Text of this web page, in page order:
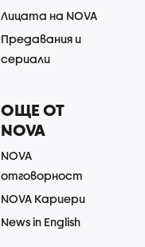
Лицата на NOVA
Предавания и
сериали
ОЩЕ ОТ
NOVA
NOVA
отговорност
NOVA Кариери
News in English